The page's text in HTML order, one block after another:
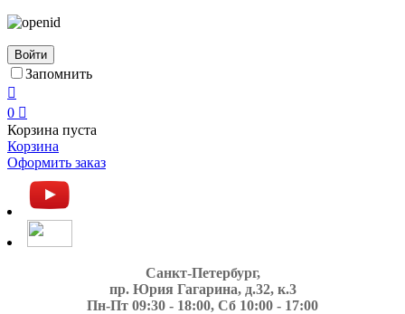
Войти
Запомнить

0 
Корзина пуста
Корзина
Оформить заказ
Санкт-Петербург,
пр. Юрия Гагарина, д.32, к.3
Пн-Пт 09:30 - 18:00, Сб 10:00 - 17:00